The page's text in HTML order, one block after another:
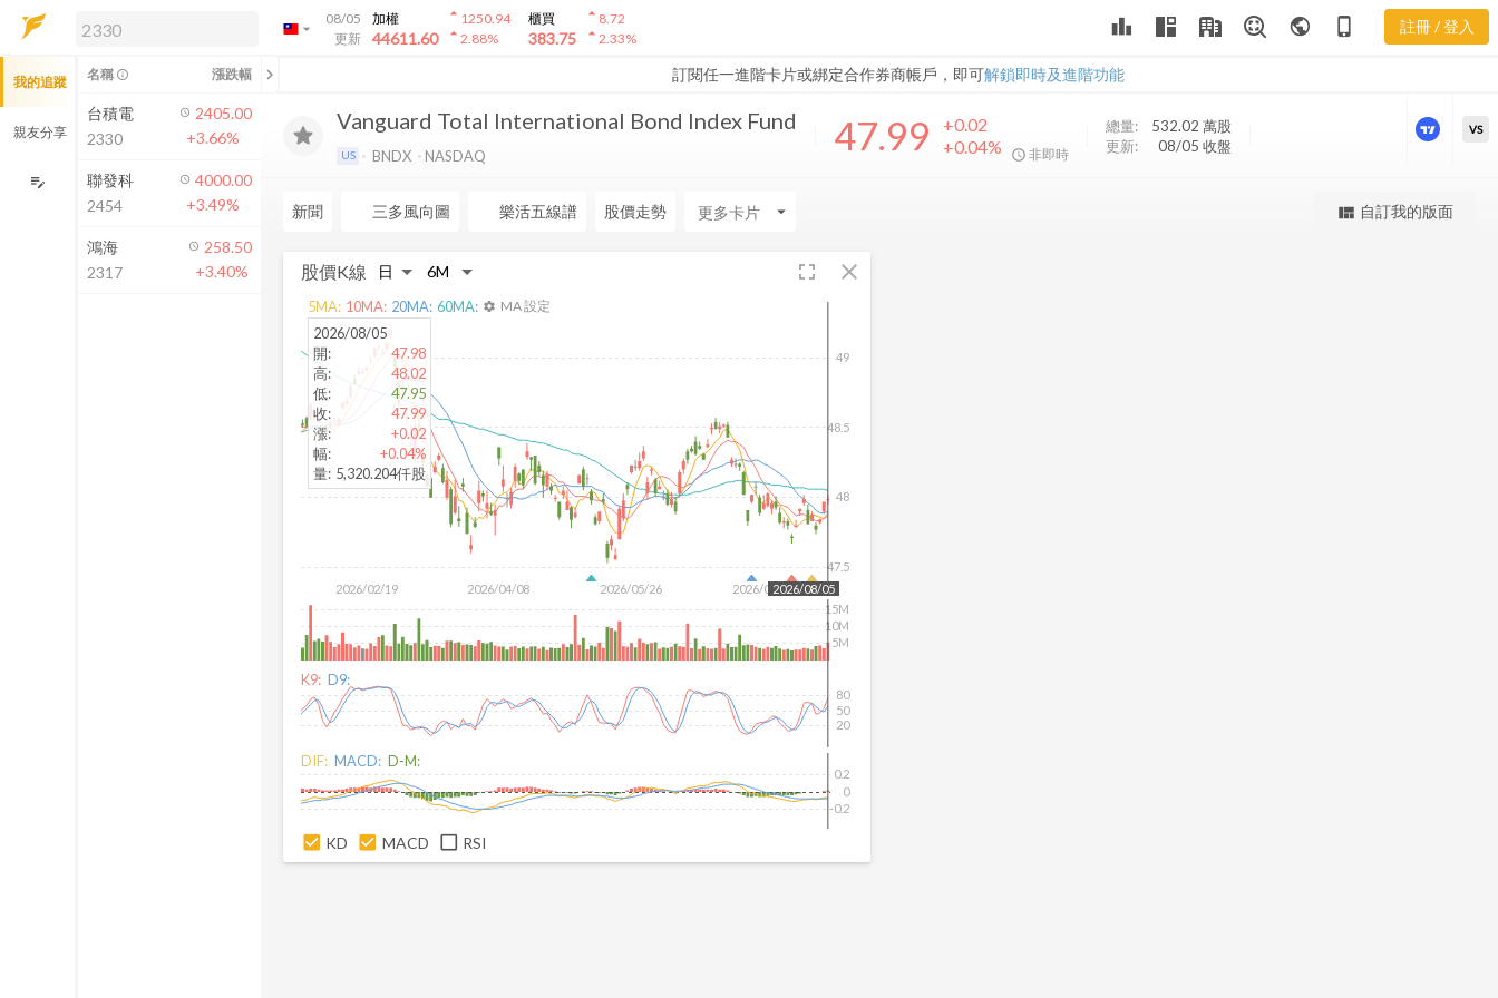
arrow_drop_down
08/05
更新
加權
44611.60
arrow_drop_up1250.94
arrow_drop_up2.88%
櫃買
383.75
arrow_drop_up8.72
arrow_drop_up2.33% leaderboard public phone_iphone 註冊 / 登入
訂閱任一進階卡片或綁定合作券商帳戶，即可解鎖即時及進階功能
解鎖即時行情及進階功能
方案」，即可解鎖以下功能：
即時行情
即時市況與排行
成交金額熱力圖
前往方案訂閱
如何綁定合作券商
線
Vanguard Total International Bond Index Fund
US BNDX NASDAQ 47.99
+0.02
+0.04%
非即時
總量: 532.02 萬股
更新:
08/05 收盤
更強大的進階價量圖表
VS
新聞 三多風向圖 樂活五線譜 股價走勢 arrow_drop_down view_quilt 自訂我的版面
股價K線 fullscreen close
2026/02/19 2026/04/08 2026/05/26 2026/07/14
47.5
48
48.5
49
2026/08/05
5M
10M
15M
2026/08/05
開:
47.98
高:
48.02
低:
47.95
收:
47.99
漲:
+0.02
幅:
+0.04%
量: 5,320.204仟股
5MA: 10MA: 20MA: 60MA: settings MA 設定
K9: D9:
20
50
80
DIF: MACD: D-M:
-0.2
0
0.2
KD MACD RSI
我的追蹤
親友分享
edit_note
名稱 info_outline 漲跌幅 chevron_left
台積電
2330
2405.00
+3.66%
聯發科
2454
4000.00
+3.49%
鴻海
2317
258.50
+3.40%